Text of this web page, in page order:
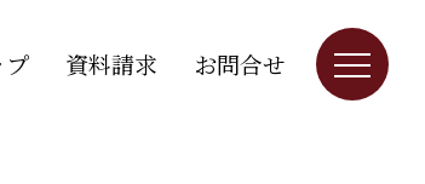
資料請求 お問合せ